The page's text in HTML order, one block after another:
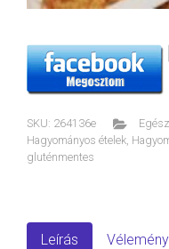
SKU: 264136e
Hagyományos ételek,
gluténmentes
Leírás